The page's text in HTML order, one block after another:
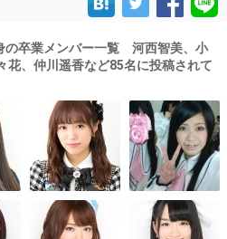
の卒業メンバー一覧 河西智美、小
花、仲川遥香など85名に投稿されて